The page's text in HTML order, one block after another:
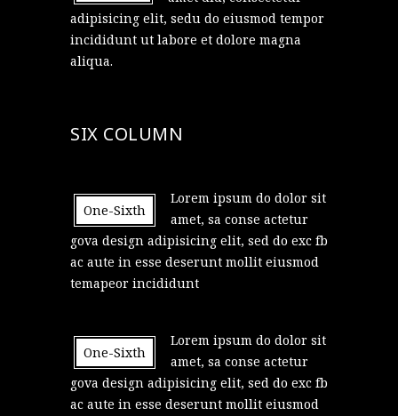
adipisicing elit, sedu do eiusmod tempor
incididunt ut labore et dolore magna
aliqua.
SIX COLUMN
One-Sixth
Lorem ipsum do dolor sit
amet, sa conse actetur
gova design adipisicing elit, sed do exc fb
ac aute in esse deserunt mollit eiusmod
temapeor incididunt
One-Sixth
Lorem ipsum do dolor sit
amet, sa conse actetur
gova design adipisicing elit, sed do exc fb
ac aute in esse deserunt mollit eiusmod